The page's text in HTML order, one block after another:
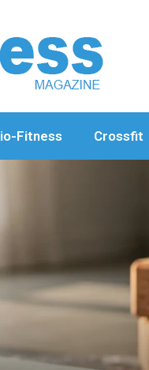
Fitness Crossfit